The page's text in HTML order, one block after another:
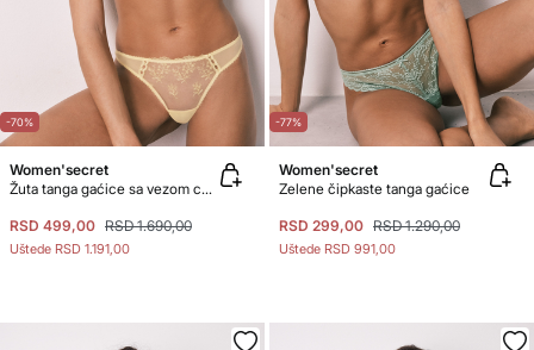
-70%
Women'secret
Žuta tanga gaćice sa vezom cveća
RSD 499,00 RSD 1.690,00
Uštede RSD 1.191,00
-77%
Women'secret
Zelene čipkaste tanga gaćice
RSD 299,00 RSD 1.290,00
Uštede RSD 991,00